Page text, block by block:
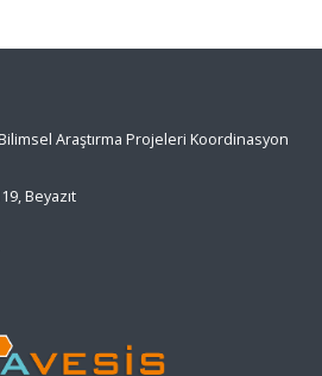
Araştırma Projeleri Koordinasyon
Beyazıt